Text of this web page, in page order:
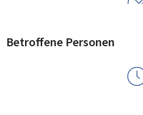
Betroffene Personen